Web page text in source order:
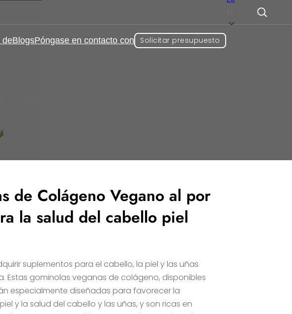
deBlogsPóngase en contacto con Solicitar presupuesto
belleza y antienvejecimiento
para la salud del cabello piel uñas
de Colágeno Vegano al por
la salud del cabello piel
suplementos para el cabello, la piel y las uñas
Estas gominolas veganas de colágeno, disponibles
especialmente diseñadas para favorecer la
y la salud del cabello y las uñas, y son ricas en